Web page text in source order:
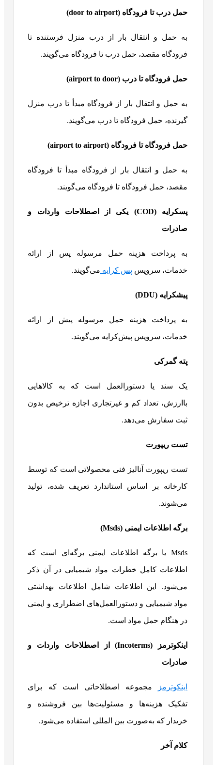
حمل درب تا فرودگاه (door to airport
)
به حمل و انتقال بار از درب منزل فرستنده تا
فرودگاه مقصد، حمل درب تا فرودگاه می‌گویند.
حمل فرودگاه تا درب (airport to door
)
به حمل و انتقال بار از فرودگاه مبدأ تا درب منزل
گیرنده، حمل فرودگاه تا درب می‌گویند.
حمل فرودگاه تا فرودگاه (airport to airport
)
به حمل و انتقال بار از فرودگاه مبدأ تا فرودگاه
مقصد، حمل فرودگاه تا فرودگاه می‌گویند.
پسکرایه (COD) یکی از اصطلاحات واردات و
صادرات
به پرداخت هزینه حمل مرسوله پس از ارائه
خدمات، سرویس پس کرایه می‌گویند.
پیشکرایه (DDU
)
به پرداخت هزینه حمل مرسوله پیش از ارائه
خدمات، سرویس پیش‌کرایه می‌گویند.
پته گمرکی
یک سند یا دستورالعمل است که به کالاهایی
باارزش، تعداد کم و غیرتجاری اجازه ترخیص بدون
ثبت سفارش می‌دهد.
تست ریپورت
تست ریپورت آنالیز فنی محصولاتی است که توسط
کارخانه بر اساس استاندارد تعریف شده، تولید
می‌شوند.
برگه اطلاعات ایمنی (Msds)
Msds یا برگه اطلاعات ایمنی برگه‌ای است که
اطلاعات کامل خطرات مواد شیمیایی در آن ذکر
می‌شود. این اطلاعات شامل اطلاعات بهداشتی
مواد شیمیایی و دستورالعمل‌های اضطراری و ایمنی
در هنگام حمل مواد است.
اینکوترمز (Incoterms) از اصطلاحات واردات و
صادرات
اینکوترمز مجموعه اصطلاحاتی است که برای
تفکیک هزینه‌ها و مسئولیت‌ها بین فروشنده و
خریدار که به‌صورت بین‌ المللی استفاده می‌شود.
کلام آخر